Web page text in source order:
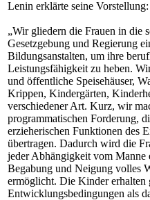
Lenin erklärte seine Vorstellung:
„Wir gliedern die Frauen in die
Gesetzgebung und Regierung
Bildungsanstalten, um ihre
Leistungsfähigkeit zu heben.
und öffentliche Speisehäuser,
Krippen, Kindergärten,
verschiedener Art. Kurz, wir
programmatischen Forderung,
erzieherischen Funktionen des
übertragen. Dadurch wird die
jeder Abhängigkeit vom Manne
Begabung und Neigung volles
ermöglicht. Die Kinder erhalten
Entwicklungsbedingungen als